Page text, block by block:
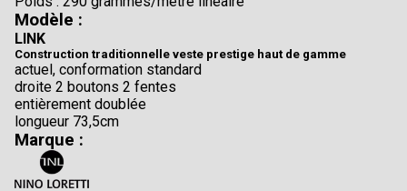
Modèle :
LINK
Construction traditionnelle veste prestige haut de gamme
actuel, conformation standard
droite 2 boutons 2 fentes
entièrement doublée
longueur 73,5cm
Marque :